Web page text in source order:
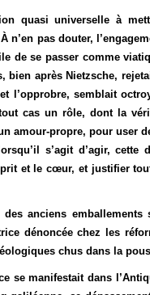
quasi universelle à
n’en pas douter,
de se passer comme
bien après Nietzsche,
semblait
cas un rôle, dont la
amour-propre, pour user
s’agit d’agir,
et le cœur, et justifier
anciens emballements
dénoncée chez les
chus dans la
se manifestait dans